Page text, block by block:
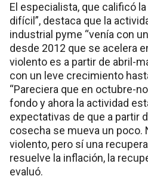
El especialista, que calificó
difícil”, destaca que la
industrial pyme “venía con
desde 2012 que se acelera
violento es a partir de abril-
con un leve crecimiento
“Pareciera que en octubre-
fondo y ahora la actividad
expectativas de que a partir
cosecha se mueva un poco.
violento, pero sí una
resuelve la inflación, la
evaluó.